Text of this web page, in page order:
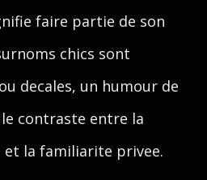
faire partie de son
chics sont
decales, un humour de
contraste entre la
la familiarite privee.